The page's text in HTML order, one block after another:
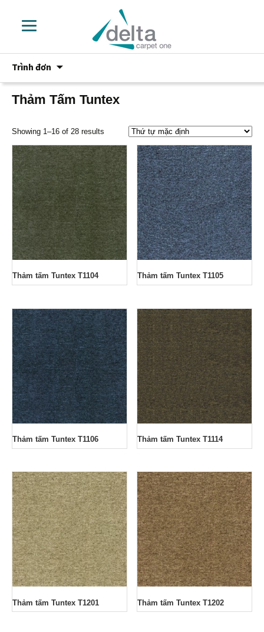
Trình đơn
phần
nội
dung
Thảm Tấm Tuntex
Showing 1–16 of 28 results
Thảm tấm Tuntex T1104 Thảm tấm Tuntex T1105
Thảm tấm Tuntex T1106 Thảm tấm Tuntex T1114
Thảm tấm Tuntex T1201 Thảm tấm Tuntex T1202